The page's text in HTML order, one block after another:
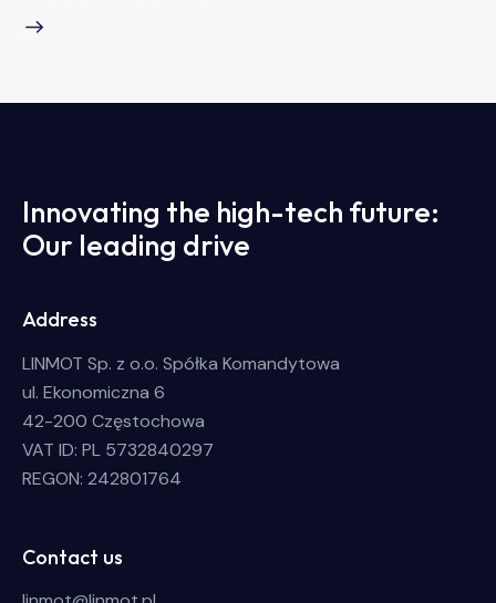
Innovating the high-tech future:
Our leading drive
Address
LINMOT Sp. z o.o. Spółka Komandytowa
ul. Ekonomiczna 6
42-200 Częstochowa
VAT ID: PL 5732840297
REGON: 242801764
Contact us